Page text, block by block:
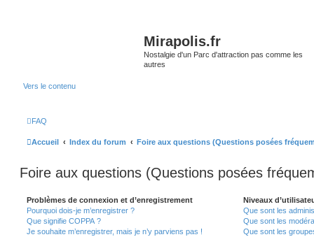
Mirapolis.fr
Nostalgie d'un Parc d'attraction pas comme les
autres
Vers le contenu
FAQ
Accueil Index du forum Foire aux questions (Questions posées
Foire aux questions (Questions posées
Problèmes de connexion et d’enregistrement
Pourquoi dois-je m’enregistrer ?
Que signifie COPPA ?
Je souhaite m’enregistrer, mais je n’y parviens pas !
Niveaux
Que sont les
Que sont les
Que sont les